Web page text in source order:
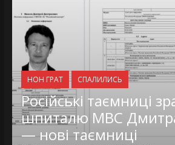
НОН ГРАТ СПАЛИЛИСЬ
Російські таємниці
шпиталю МВС
— нові таємниці